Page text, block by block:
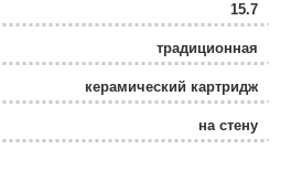
15.7
традиционная
керамический картридж
на стену